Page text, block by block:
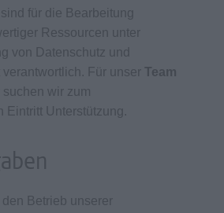
für die Bearbeitung
Ressourcen unter
von Datenschutz und
Für unser Team
suchen wir zum
Eintritt Unterstützung.
Betrieb unserer